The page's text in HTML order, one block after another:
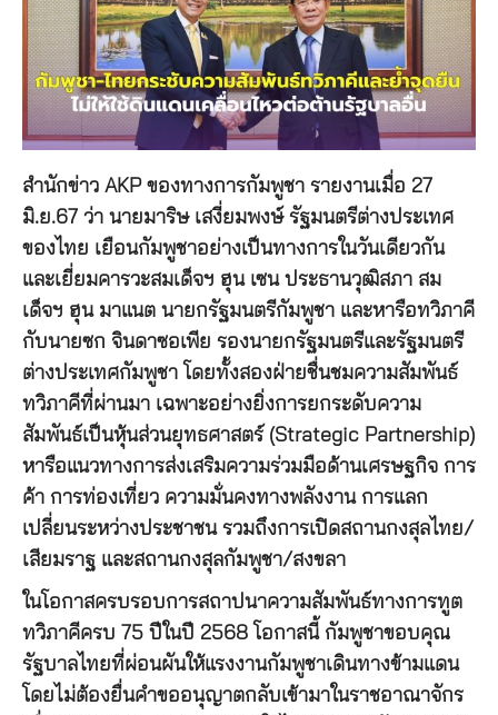
สำนักข่าว AKP ของทางการกัมพูชา รายงานเมื่อ 27
มิ.ย.67 ว่า นายมาริษ เสงี่ยมพงษ์ รัฐมนตรีต่างประเทศ
ของไทย เยือนกัมพูชาอย่างเป็นทางการในวันเดียวกัน
และเยี่ยมคารวะสมเด็จฯ ฮุน เซน ประธานวุฒิสภา สม
เด็จฯ ฮุน มาแนต นายกรัฐมนตรีกัมพูชา และหารือทวิภาคี
กับนายซก จินดาซอเพีย รองนายกรัฐมนตรีและรัฐมนตรี
ต่างประเทศกัมพูชา โดยทั้งสองฝ่ายชื่นชมความสัมพันธ์
ทวิภาคีที่ผ่านมา เฉพาะอย่างยิ่งการยกระดับความ
สัมพันธ์เป็นหุ้นส่วนยุทธศาสตร์ (Strategic Partnership)
หารือแนวทางการส่งเสริมความร่วมมือด้านเศรษฐกิจ การ
ค้า การท่องเที่ยว ความมั่นคงทางพลังงาน การแลก
เปลี่ยนระหว่างประชาชน รวมถึงการเปิดสถานกงสุลไทย/
เสียมราฐ และสถานกงสุลกัมพูชา/สงขลา
ในโอกาสครบรอบการสถาปนาความสัมพันธ์ทางการทูต
ทวิภาคีครบ 75 ปีในปี 2568 โอกาสนี้ กัมพูชาขอบคุณ
รัฐบาลไทยที่ผ่อนผันให้แรงงานกัมพูชาเดินทางข้ามแดน
โดยไม่ต้องยื่นคำขออนุญาตกลับเข้ามาในราชอาณาจักร